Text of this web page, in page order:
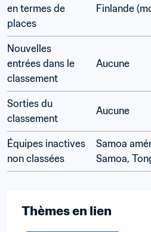
en termes de
places
Finlande
Nouvelles
entrées dans le
classement
Aucune
Sorties du
classement
Aucune
Équipes inactives
non classées
Samoa
Samoa,
Thèmes en lien